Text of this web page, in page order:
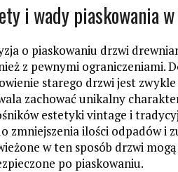
i wady piaskowania
o piaskowaniu drzwi
z pewnymi ograniczeniami.
starego drzwi jest
zachować unikalny
estetyki vintage i
zmniejszenia ilości odpadów i
w ten sposób drzwi
po piaskowaniu.